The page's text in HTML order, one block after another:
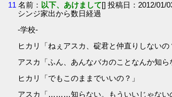
11 名前： 以下、あけまして[] 投稿日：2012/01/
シンジ家出から数日経過
-学校-
ヒカリ「ねぇアスカ、碇君と仲直りしないの
アスカ「ふん、あんなバカのことなんか知ら
ヒカリ「でもこのままでいいの？」
アスカ「………知らない。もういいじゃない